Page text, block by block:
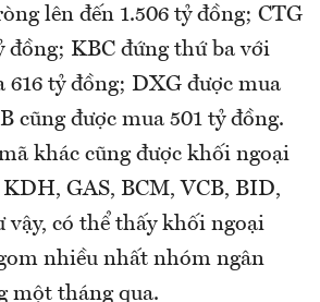
lên đến 1.506 tỷ đồng; CTG
đồng; KBC đứng thứ ba với
616 tỷ đồng; DXG được mua
cũng được mua 501 tỷ đồng.
khác cũng được khối ngoại
GAS, BCM, VCB, BID,
vậy, có thể thấy khối ngoại
nhiều nhất nhóm ngân
một tháng qua.